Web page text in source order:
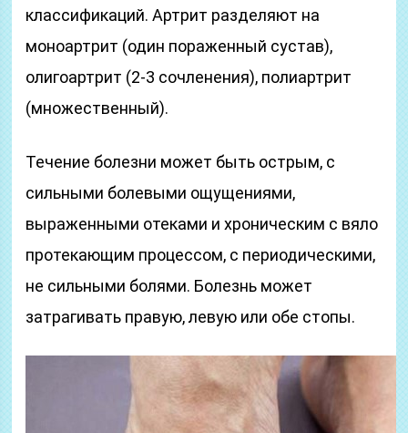
классификаций. Артрит разделяют на
моноартрит (один пораженный сустав),
олигоартрит (2-3 сочленения), полиартрит
(множественный).
Течение болезни может быть острым, с
сильными болевыми ощущениями,
выраженными отеками и хроническим с вяло
протекающим процессом, с периодическими,
не сильными болями. Болезнь может
затрагивать правую, левую или обе стопы.